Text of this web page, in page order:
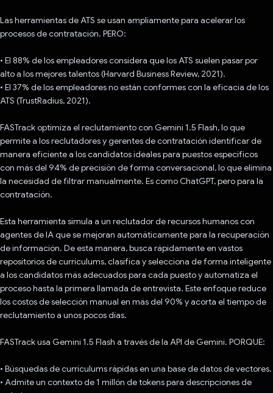
Las herramientas de ATS se usan ampliamente para acelerar los
procesos de contratación. PERO:
• El 88% de los empleadores considera que los ATS suelen pasar por
alto a los mejores talentos (Harvard Business Review, 2021).
• El 37% de los empleadores no están conformes con la eficacia de los
ATS (TrustRadius, 2021).
FASTrack optimiza el reclutamiento con Gemini 1.5 Flash, lo que
permite a los reclutadores y gerentes de contratación identificar de
manera eficiente a los candidatos ideales para puestos específicos
con más del 94% de precisión de forma conversacional, lo que elimina
la necesidad de filtrar manualmente. Es como ChatGPT, pero para la
contratación.
Esta herramienta simula a un reclutador de recursos humanos con
agentes de IA que se mejoran automáticamente para la recuperación
de información. De esta manera, busca rápidamente en vastos
repositorios de currículums, clasifica y selecciona de forma inteligente
a los candidatos más adecuados para cada puesto y automatiza el
proceso hasta la primera llamada de entrevista. Este enfoque reduce
los costos de selección manual en más del 90% y acorta el tiempo de
reclutamiento a unos pocos días.
FASTrack usa Gemini 1.5 Flash a través de la API de Gemini. PORQUE:
• Búsquedas de currículums rápidas en una base de datos de vectores.
• Admite un contexto de 1 millón de tokens para descripciones de